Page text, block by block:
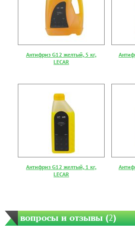
Антифриз G12 желтый, 5 кг,
LECAR
Антифриз G12 желтый, 1 кг,
LECAR
вопросы и отзывы (2)